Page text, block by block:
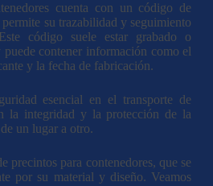
cuenta con un código de
su trazabilidad y seguimiento
código suele estar grabado o
contener información como el
y la fecha de fabricación.
esencial en el transporte de
la integridad y la protección de la
un lugar a otro.
precintos para contenedores, que se
por su material y diseño. Veamos